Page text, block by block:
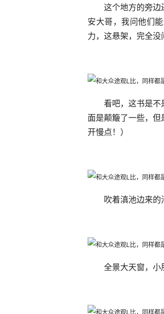
这个地方的旁
安大哥，我问他们
力，这悬架，完全没
看吧，这书是
面是颠簸了一些，
开慢点！）
吹着滇池边来的
全景大天窗，小